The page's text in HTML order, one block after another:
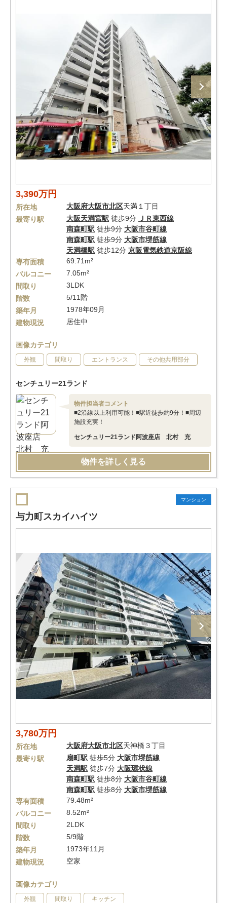
3,390万円
所在地 大阪府大阪市北区天満１丁目
最寄り駅
大阪天満宮駅 徒歩9分 ＪＲ東西線
南森町駅 徒歩9分 大阪市谷町線
南森町駅 徒歩9分 大阪市堺筋線
天満橋駅 徒歩12分 京阪電気鉄道京阪線
専有面積
69.71m²
バルコニー
7.05m²
間取り
3LDK
階数
5/11階
築年月
1978年09月
建物現況
居住中
画像カテゴリ
外観 間取り エントランス その他共用部分
センチュリー21ランド
物件担当者コメント
■2沿線以上利用可能！■駅近徒歩約9分！■周辺
施設充実！
センチュリー21ランド阿波座店 北村 充
物件を詳しく見る
マンション
与力町スカイハイツ
3,780万円
所在地 大阪府大阪市北区天神橋３丁目
最寄り駅
扇町駅 徒歩5分 大阪市堺筋線
天満駅 徒歩7分 大阪環状線
南森町駅 徒歩8分 大阪市谷町線
南森町駅 徒歩8分 大阪市堺筋線
専有面積
79.48m²
バルコニー
8.52m²
間取り
2LDK
階数
5/9階
築年月
1973年11月
建物現況
空家
画像カテゴリ
外観 間取り キッチン